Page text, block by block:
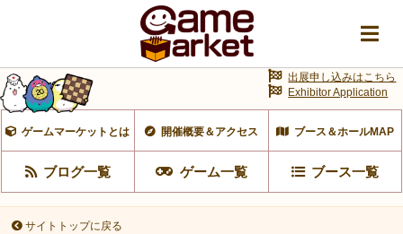
ゲームマーケットとは 開催概要＆アクセス ブース＆ホールMAP
ブログ一覧 ゲーム一覧 ブース一覧
出展申し込みはこちら
Exhibitor Application
サイトトップに戻る